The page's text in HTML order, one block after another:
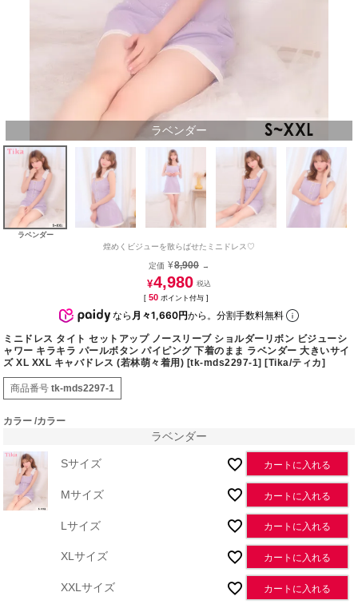
ラベンダー
ラベンダー
煌めくビジューを散らばせたミニドレス♡
定価 ¥8,900 →
¥4,980
[ 50 ポイント付与 ]
なら 月々1,660円から。分割手数料無料
ミニドレス タイト セットアップ ノースリーブ ショルダーリボン ビジューシ
ャワー キラキラ パールボタン パイピング 下着のまま ラベンダー 大きいサイ
ズ XL XXL キャバドレス (若林萌々着用) [tk-mds2297-1] [Tika/ティカ]
商品番号 tk-mds2297-1
カラー カラー
ラベンダー
Sサイズ カートに入れる
Mサイズ カートに入れる
Lサイズ カートに入れる
XLサイズ カートに入れる
XXLサイズ カートに入れる